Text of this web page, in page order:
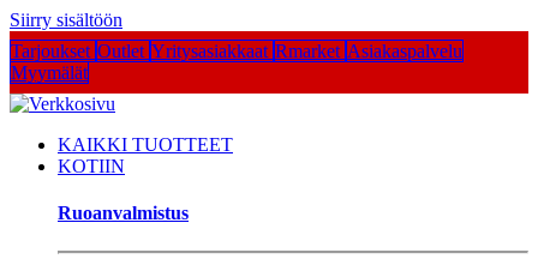
Siirry sisältöön
Tarjoukset Outlet Yritysasiakkaat Rmarket Asiakaspalvelu
Myymälät
KAIKKI TUOTTEET
KOTIIN
Ruoanvalmistus